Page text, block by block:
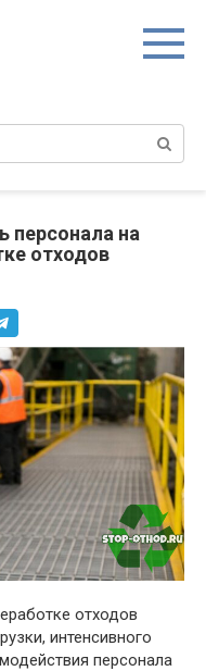
персонала на
отходов
отходов
интенсивного
персонала